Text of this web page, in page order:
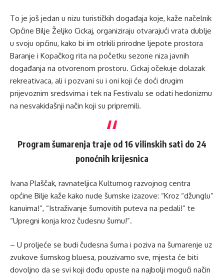
To je još jedan u nizu turističkih događaja koje, kaže načelnik
Općine Bilje Željko Cickaj, organiziraju otvarajući vrata dublje
u svoju općinu, kako bi im otrkili prirodne ljepote prostora
Baranje i Kopačkog rita na početku sezone niza javnih
događanja na otvorenom prostoru. Cickaj očekuje dolazak
rekreativaca, ali i pozvani su i oni koji će doći drugim
prijevoznim sredsvima i tek na Festivalu se odati hedonizmu
na nesvakidašnji način koji su pripremili.
Program šumarenja traje od 16 vilinskih sati do 24
ponoćnih krijesnica
Ivana Plaščak, ravnateljica Kulturnog razvojnog centra
općine Bilje kaže kako nude šumske izazove: “Kroz “džunglu”
kanuima!”, “Istraživanje šumovitih puteva na pedali!” te
“Upregni konja kroz čudesnu šumu!”.
– U proljeće se budi čudesna šuma i poziva na šumarenje uz
zvukove šumskog bluesa, pouzivamo sve, mjesta će biti
dovoljno da se svi koji dođu opuste na najbolji mogući način